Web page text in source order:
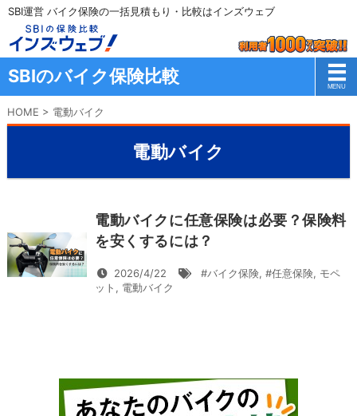
SBI運営 バイク保険の一括見積もり・比較はインズウェブ
SBIのバイク保険比較
HOME > 電動バイク
電動バイク
電動バイクに任意保険は必要？保険料
を安くするには？
2026/4/22 #バイク保険, #任意保険, モペ
ット , 電動バイク